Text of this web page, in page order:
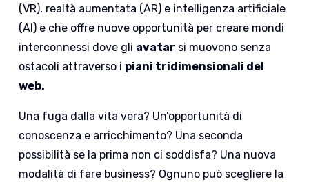
(VR), realtà aumentata (AR) e intelligenza artificiale
(AI) e che offre nuove opportunità per creare mondi
interconnessi dove gli avatar si muovono senza
ostacoli attraverso i piani tridimensionali del
web.
Una fuga dalla vita vera? Un’opportunità di
conoscenza e arricchimento? Una seconda
possibilità se la prima non ci soddisfa? Una nuova
modalità di fare business? Ognuno può scegliere la